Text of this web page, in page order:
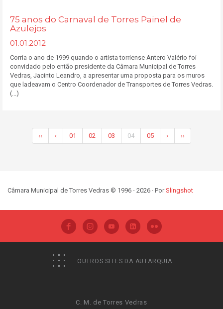
75 anos do Carnaval de Torres Painel de
Azulejos
01.01.2012
Corria o ano de 1999 quando o artista torriense Antero Valério foi
convidado pelo então presidente da Câmara Municipal de Torres
Vedras, Jacinto Leandro, a apresentar uma proposta para os muros
que ladeavam o Centro Coordenador de Transportes de Torres Vedras.
(...)
‹‹ ‹ 01 02 03 04 05 › ››
Câmara Municipal de Torres Vedras © 1996 - 2026 · PorSlingshot
OUTROS SITES DA AUTARQUIA
C. M. de Torres Vedras